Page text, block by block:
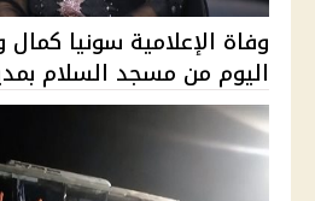
وفاة الإعلامية سونيا كمال
اليوم من مسجد السلام